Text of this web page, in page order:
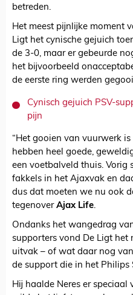
betreden.
Het meest pijnlijke moment
Ligt het cynische gejuich
de 3-0, maar er gebeurde
het bijvoorbeeld
de eerste ring werden
Cynisch gejuich PSV-
pijn
“Het gooien van vuurwerk
hebben heel goede,
een voetbalveld thuis. Vorig
fakkels in het Ajaxvak en
dus dat moeten we nu ook
tegenover Ajax Life.
Ondanks het wangedrag
supporters vond De Ligt het
uitvak – of wat daar nog
de support die in het Philips
Hij haalde Neres er speciaal